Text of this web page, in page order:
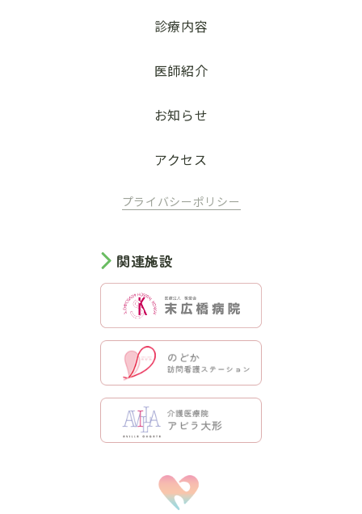
診療内容
医師紹介
お知らせ
アクセス
プライバシーポリシー
関連施設